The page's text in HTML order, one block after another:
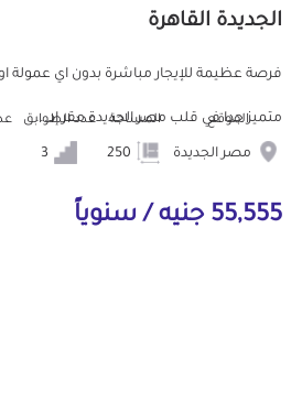
الجديدة القاهرة
فرصة عظيمة للإيجار مباشرة بدون اي عمولة
متميز جدا في قلب مصر الجديدة مقر إد...
الموقع
مصر الجديدة
المساحة عدد الطوابق
55,555 جنيه / سنوياً